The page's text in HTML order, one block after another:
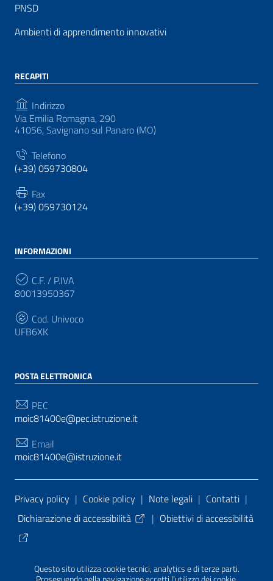
Questo sito utilizza cookie tecnici, analytics e di terze parti.
PNSD
Ambienti di apprendimento innovativi
RECAPITI
Indirizzo
Via Emilia Romagna, 290
41056, Savignano sul Panaro (MO)
Telefono
(+39) 059730804
Fax
(+39) 059730124
INFORMAZIONI
C.F. / P.IVA
80013950367
Cod. Univoco
UFB6XK
POSTA ELETTRONICA
PEC
moic81400e@pec.istruzione.it
Email
moic81400e@istruzione.it
Sezione Link Utili
Privacy policy | Cookie policy | Note legali | Contatti |
Dichiarazione di accessibilità
| Obiettivi di accessibilità
PA di AgID
| Realizzato con WordPress da